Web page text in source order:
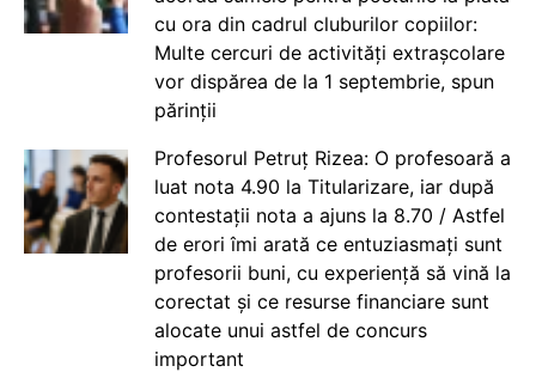
cu ora din cadrul cluburilor copiilor:
Multe cercuri de activități extrașcolare
vor dispărea de la 1 septembrie, spun
părinții
Profesorul Petruț Rizea: O profesoară a
luat nota 4.90 la Titularizare, iar după
contestații nota a ajuns la 8.70 / Astfel
de erori îmi arată ce entuziasmați sunt
profesorii buni, cu experiență să vină la
corectat și ce resurse financiare sunt
alocate unui astfel de concurs
important